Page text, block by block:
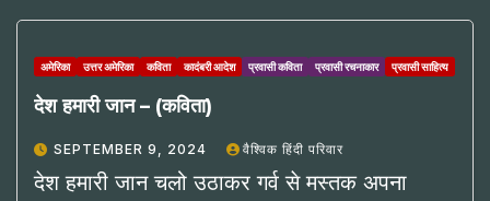
अमेरिका उत्तर अमेरिका कविता कादंबरी आदेश प्रवासी कविता प्रवासी रचनाकार प्रवासी साहित्य
देश हमारी जान – (कविता)
SEPTEMBER 9, 2024 वैश्विक हिंदी परिवार
देश हमारी जान चलो उठाकर गर्व से मस्तक अपना